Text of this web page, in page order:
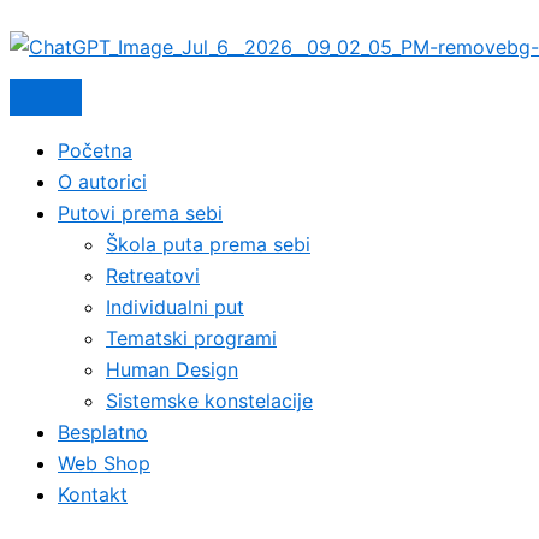
Početna
O autorici
Putovi prema sebi
Škola puta prema sebi
Retreatovi
Individualni put
Tematski programi
Human Design
Sistemske konstelacije
Besplatno
Web Shop
Kontakt